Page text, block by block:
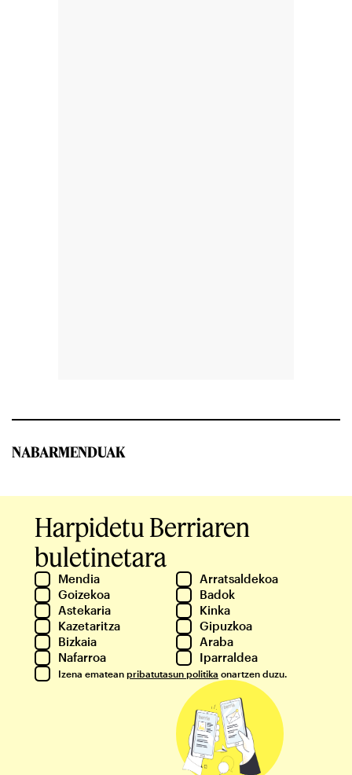
NABARMENDUAK
Harpidetu Berriaren
buletinetara
Mendia
Arratsaldekoa
Goizekoa
Badok
Astekaria
Kinka
Kazetaritza
Gipuzkoa
Bizkaia
Araba
Nafarroa
Iparraldea
Izena ematean pribatutasun politika onartzen duzu.